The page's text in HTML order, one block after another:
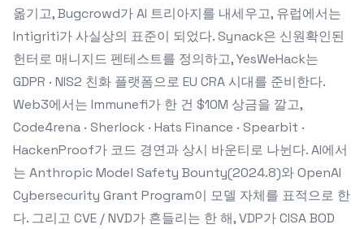
옮기고, Bugcrowd가 AI 트리아지를 내세우고, 유럽에서는
Intigriti가 사실상의 표준이 되었다. Synack은 신원확인된
헌터로 매니지드 펜테스트를 정의하고, YesWeHack는
GDPR · NIS2 친화 플랫폼으로 EU CRA 시대를 준비한다.
Web3에서는 Immunefi가 한 건 $10M 상금을 깔고,
Code4rena · Sherlock · Hats Finance · Spearbit ·
HackenProof가 코드 경연과 상시 바운티로 나뉜다. AI에서
는 Anthropic Model Safety Bounty(2024.8)와 OpenAI
Cybersecurity Grant Program이 모델 자체를 표적으로 한
다. 그리고 CVE / NVD가 흔들리는 한 해, VDP가 CISA BOD